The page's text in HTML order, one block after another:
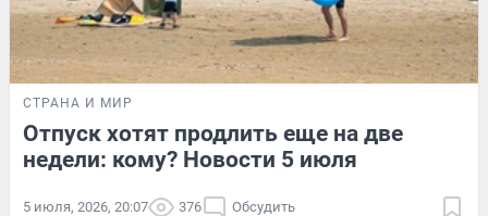
СТРАНА И МИР
Отпуск хотят продлить еще на две
недели: кому? Новости 5 июля
5 июля, 2026, 20:07 376 Обсудить